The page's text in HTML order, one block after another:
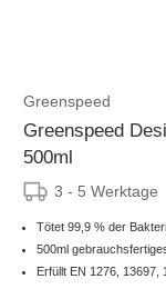
Greenspeed
Greenspeed
500ml
3 - 5 Werktage
Tötet 99,9 % der
500ml
Erfüllt EN 1276, 13697,